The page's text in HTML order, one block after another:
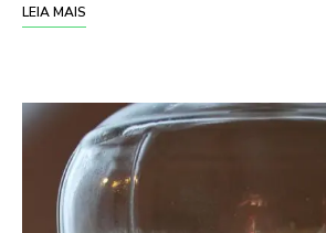
LEIA MAIS